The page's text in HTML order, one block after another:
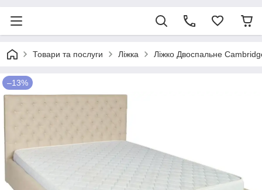
Товари та послуги Ліжка Ліжко Двоспальне
–13%